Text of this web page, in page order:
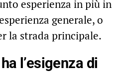
esperienza in più in
generale, o
la strada principale.
l’esigenza di